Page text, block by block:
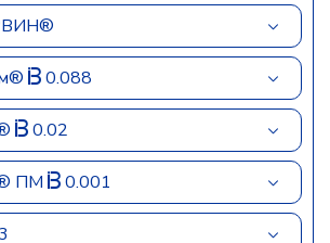
0.088
0.02
ПМ 0.001